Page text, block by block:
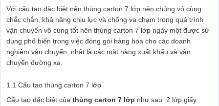
Với cấu tạo đặc biệt nên thùng carton 7 lớp nên chúng vô cùng
chắc chắn, khả năng chịu lực và chống va chạm trong quá trình
vận chuyển vô cùng tốt nên thùng carton 7 lớp ngày một được sử
dụng phổ biến trong việc đóng gói hàng hóa cho các doanh
nghiệm vận chuyển, nhất là các mặt hàng xuất khẩu và vận
chuyển đường xa.
1.1 Cấu tạo thùng carton 7 lớp
Cấu tạo đặc biệt của thùng carton 7 lớp như sau: 2 lớp giấy